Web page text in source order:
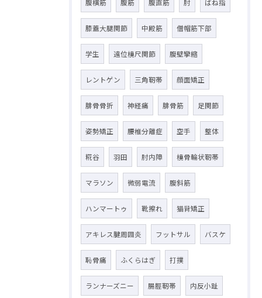
腹横筋 腹筋 腹直筋 肘 ばね指
膝蓋大腿関節 中殿筋 僧帽筋下部
学生 遠位橈尺関節 腹壁攣縮
レントゲン 三角靭帯 顔面矯正
腓骨骨折 神経痛 腓骨筋 足関節
姿勢矯正 腰椎分離症 空手 整体
糀谷 羽田 肘内障 橈骨輪状靭帯
マラソン 微弱電流 腹斜筋
ハンマートゥ 靴擦れ 猫背矯正
アキレス腱周囲炎 フットサル バスケ
恥骨痛 ふくらはぎ 打撲
ランナーズニー 腸脛靭帯 内反小趾